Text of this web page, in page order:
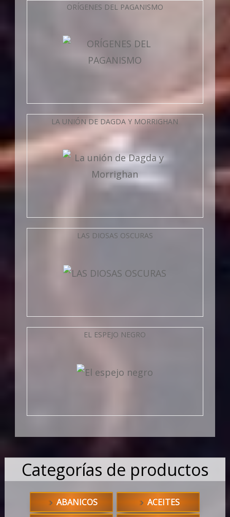
ORÍGENES DEL PAGANISMO
LA UNIÓN DE DAGDA Y MORRIGHAN
LAS DIOSAS OSCURAS
EL ESPEJO NEGRO
Categorías de productos
ABANICOS
ACEITES